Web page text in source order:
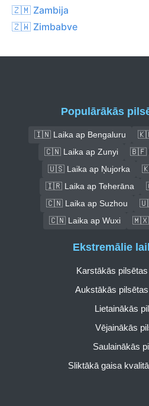
🇿🇲 Zambija
🇿🇼 Zimbabve
Populārākās
🇮🇳 Laika ap Bengaluru
🇨🇳 Laika ap Zunyi
🇧🇫
🇺🇸 Laika ap Ņujorka
🇮🇷 Laika ap Teherāna
🇨🇳 Laika ap Suzhou
🇨🇳 Laika ap Wuxi
🇲🇽
Ekstremālie
Karstākās
Aukstākās
Lietainākās
Vējainākās
Saulainākās
Sliktākā gaisa